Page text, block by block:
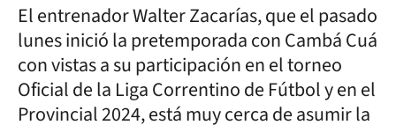
El entrenador Walter Zacarías, que el pasado
lunes inició la pretemporada con Cambá Cuá
con vistas a su participación en el torneo
Oficial de la Liga Correntino de Fútbol y en el
Provincial 2024, está muy cerca de asumir la